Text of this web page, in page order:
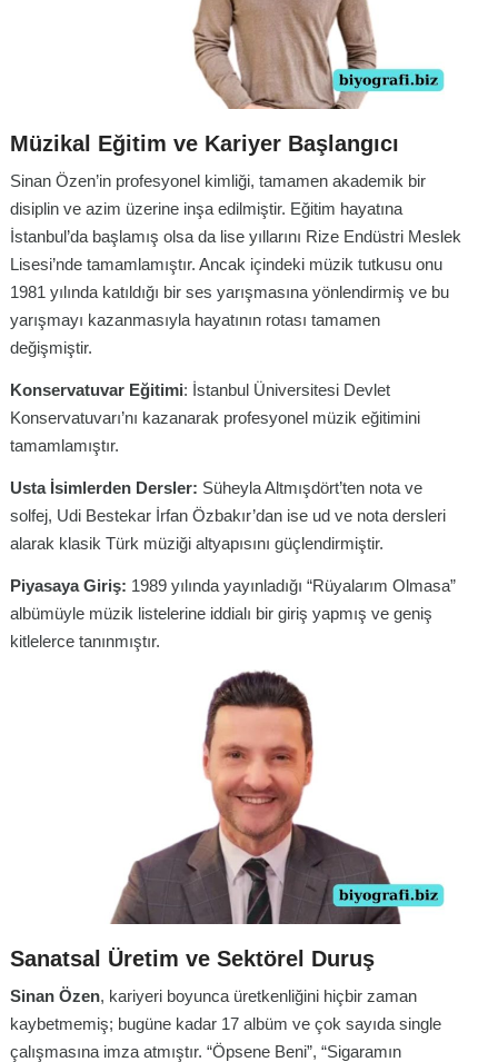
Müzikal Eğitim ve Kariyer Başlangıcı
Sinan Özen’in profesyonel kimliği, tamamen akademik bir
disiplin ve azim üzerine inşa edilmiştir. Eğitim hayatına
İstanbul’da başlamış olsa da lise yıllarını Rize Endüstri Meslek
Lisesi’nde tamamlamıştır. Ancak içindeki müzik tutkusu onu
1981 yılında katıldığı bir ses yarışmasına yönlendirmiş ve bu
yarışmayı kazanmasıyla hayatının rotası tamamen
değişmiştir.
Konservatuvar Eğitimi: İstanbul Üniversitesi Devlet
Konservatuvarı’nı kazanarak profesyonel müzik eğitimini
tamamlamıştır.
Usta İsimlerden Dersler: Süheyla Altmışdört’ten nota ve
solfej, Udi Bestekar İrfan Özbakır’dan ise ud ve nota dersleri
alarak klasik Türk müziği altyapısını güçlendirmiştir.
Piyasaya Giriş: 1989 yılında yayınladığı “Rüyalarım Olmasa”
albümüyle müzik listelerine iddialı bir giriş yapmış ve geniş
kitlelerce tanınmıştır.
Sanatsal Üretim ve Sektörel Duruş
Sinan Özen, kariyeri boyunca üretkenliğini hiçbir zaman
kaybetmemiş; bugüne kadar 17 albüm ve çok sayıda single
çalışmasına imza atmıştır. “Öpsene Beni”, “Sigaramın